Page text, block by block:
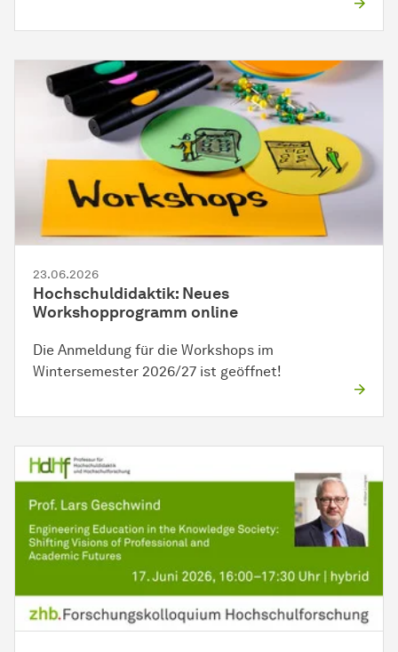
23.06.2026
Hochschuldidaktik: Neues
Workshopprogramm online
Die Anmeldung für die Workshops im
Wintersemester 2026/27 ist geöffnet!